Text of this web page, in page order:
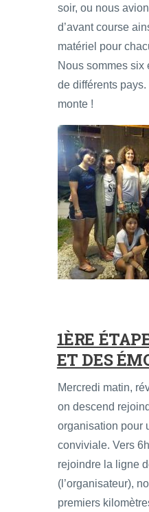
soir, ou nous
d’avant course
matériel pour
Nous sommes six
de différents
monte !
1ÈRE
ET DES
Mercredi matin,
on descend
organisation pour
conviviale. Vers
rejoindre la ligne
(l’organisateur),
premiers